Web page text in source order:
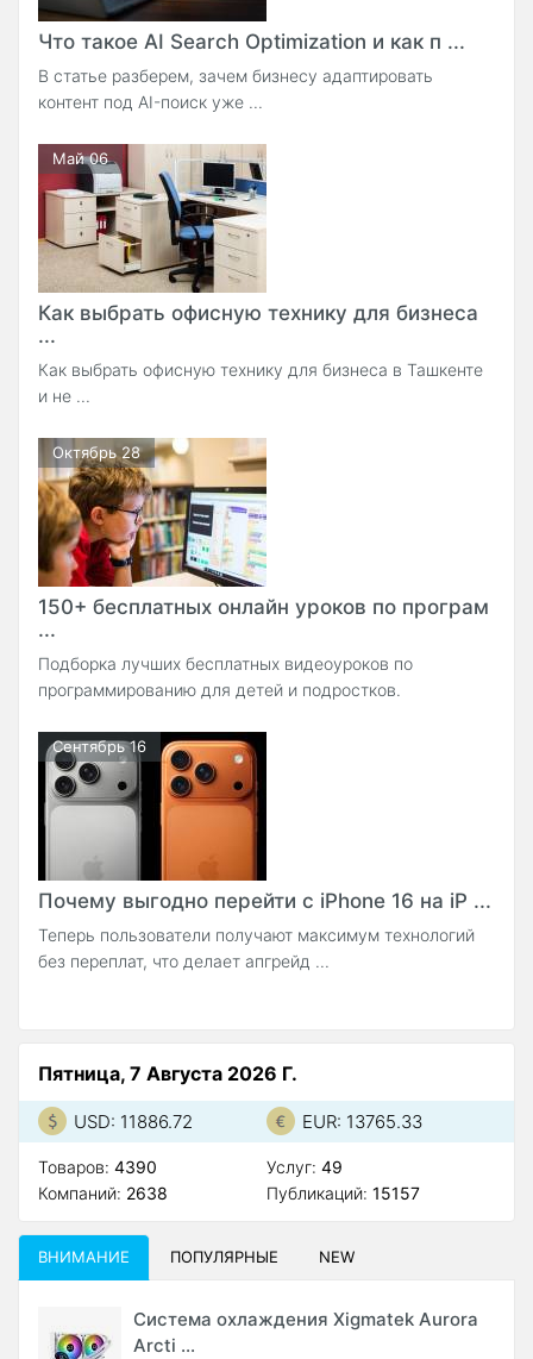
Что такое AI Search Optimization и как п ...
В статье разберем, зачем бизнесу адаптировать
контент под AI-поиск уже ...
Май 06
Как выбрать офисную технику для бизнеса
...
Как выбрать офисную технику для бизнеса в Ташкенте
и не ...
Октябрь 28
150+ бесплатных онлайн уроков по програм
...
Подборка лучших бесплатных видеоуроков по
программированию для детей и подростков.
Сентябрь 16
Почему выгодно перейти с iPhone 16 на iP ...
Теперь пользователи получают максимум технологий
без переплат, что делает апгрейд ...
Пятница, 7 Августа 2026 Г.
USD: 11886.72 EUR: 13765.33
Товаров: 4390
Компаний: 2638
Услуг: 49
Публикаций: 15157
ВНИМАНИЕ ПОПУЛЯРНЫЕ NEW
Система охлаждения Xigmatek Aurora
Arcti ...